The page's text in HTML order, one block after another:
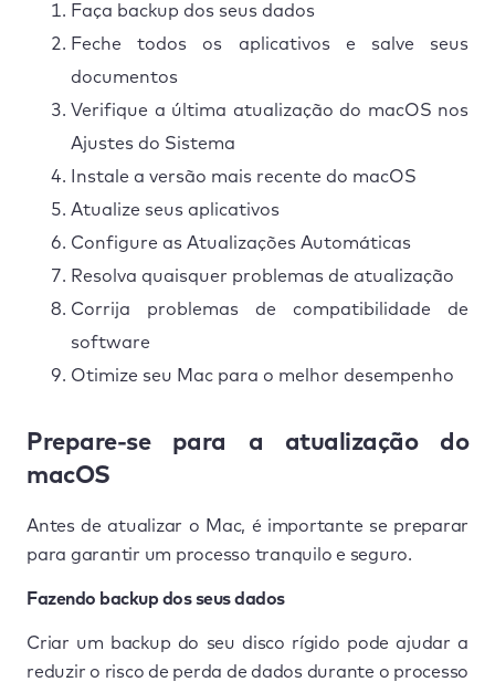
Faça backup dos seus dados
Feche todos os aplicativos e salve seus
documentos
Verifique a última atualização do macOS nos
Ajustes do Sistema
Instale a versão mais recente do macOS
Atualize seus aplicativos
Configure as Atualizações Automáticas
Resolva quaisquer problemas de atualização
Corrija problemas de compatibilidade de
software
Otimize seu Mac para o melhor desempenho
Prepare-se para a atualização do
macOS
Antes de atualizar o Mac, é importante se preparar
para garantir um processo tranquilo e seguro.
Fazendo backup dos seus dados
Criar um backup do seu disco rígido pode ajudar a
reduzir o risco de perda de dados durante o processo